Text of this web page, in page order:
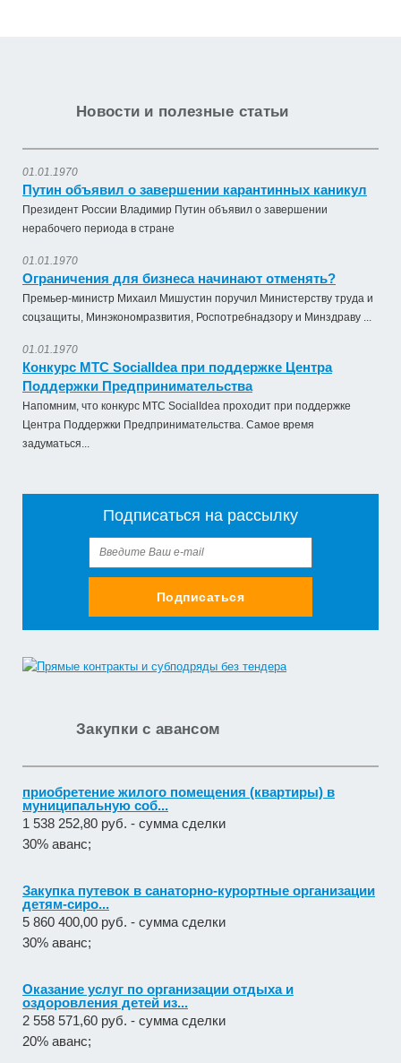
Новости и полезные статьи
01.01.1970
Путин объявил о завершении карантинных каникул
Президент России Владимир Путин объявил о завершении
нерабочего периода в стране
01.01.1970
Ограничения для бизнеса начинают отменять?
Премьер-министр Михаил Мишустин поручил Министерству труда и
соцзащиты, Минэкономразвития, Роспотребнадзору и Минздраву ...
01.01.1970
Конкурс МТС SocialIdea при поддержке Центра
Поддержки Предпринимательства
Напомним, что конкурс МТС SocialIdea проходит при поддержке
Центра Поддержки Предпринимательства. Самое время
задуматься...
Подписаться на рассылку
Подписаться
Закупки с авансом
приобретение жилого помещения (квартиры) в
муниципальную соб...
1 538 252,80 руб. - сумма сделки
30% аванс;
Закупка путевок в санаторно-курортные организации
детям-сиро...
5 860 400,00 руб. - сумма сделки
30% аванс;
Оказание услуг по организации отдыха и
оздоровления детей из...
2 558 571,60 руб. - сумма сделки
20% аванс;